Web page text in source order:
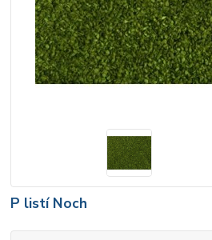
P listí Noch